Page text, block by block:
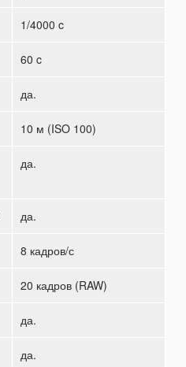
1/4000 c
60 c
да.
10 м (ISO 100)
да.
да.
8 кадров/с
20 кадров (RAW)
да.
да.